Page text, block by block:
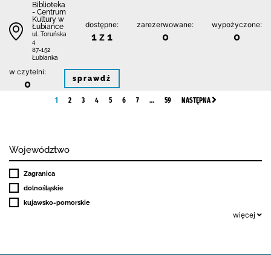
Biblioteka
- Centrum
Kultury w
Łubiance
ul. Toruńska
4
87-152
Łubianka
dostępne:
1 z 1
zarezerwowane:
0
wypożyczone:
0
w czytelni:
0 sprawdź
1 2 3 4 5 6 7 … 59 NASTĘPNA
Województwo
Zagranica
dolnośląskie
kujawsko-pomorskie
więcej